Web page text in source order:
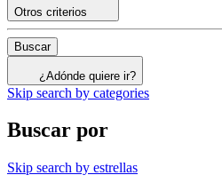
Otros criterios
Buscar
¿Adónde quiere ir?
Skip search by categories
Buscar por
Skip search by estrellas